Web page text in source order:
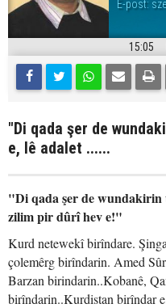
E-post:
15:05
"Di qada şer de
e, lê adalet ......
"Di qada şer de wundakirin
zilim pir dûrî hev e!"
Kurd netewekî birîndare.
çolemêrg birîndarin. Amed
Barzan birindarin..Kobanê,
birîndarin..Kurdistan birîndar